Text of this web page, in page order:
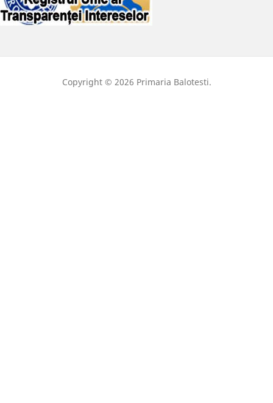
Copyright © 2026 Primaria Balotesti.